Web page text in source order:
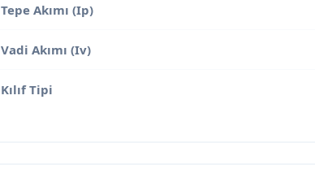
Tepe Akımı (Ip)
Vadi Akımı (Iv)
Kılıf Tipi